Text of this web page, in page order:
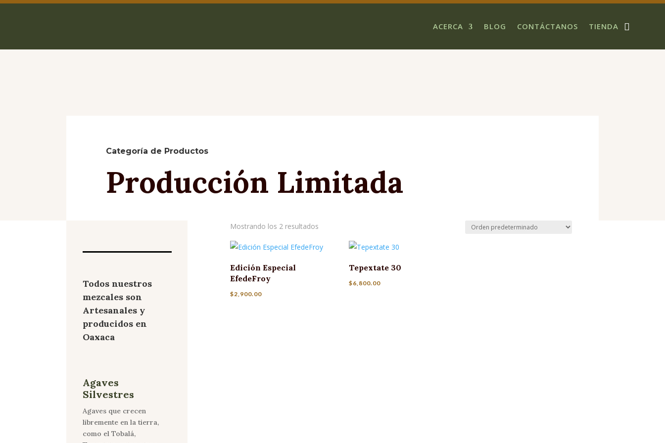
ACERCA BLOG CONTÁCTANOS TIENDA
Categoría de Productos
Producción Limitada
Todos nuestros
mezcales son
Artesanales y
producidos en
Oaxaca
Agaves
Silvestres
Agaves que crecen
libremente en la tierra,
como el Tobalá,
Mostrando los 2 resultados
Edición Especial
EfedeFroy
$2,900.00
Tepextate 30
$6,800.00